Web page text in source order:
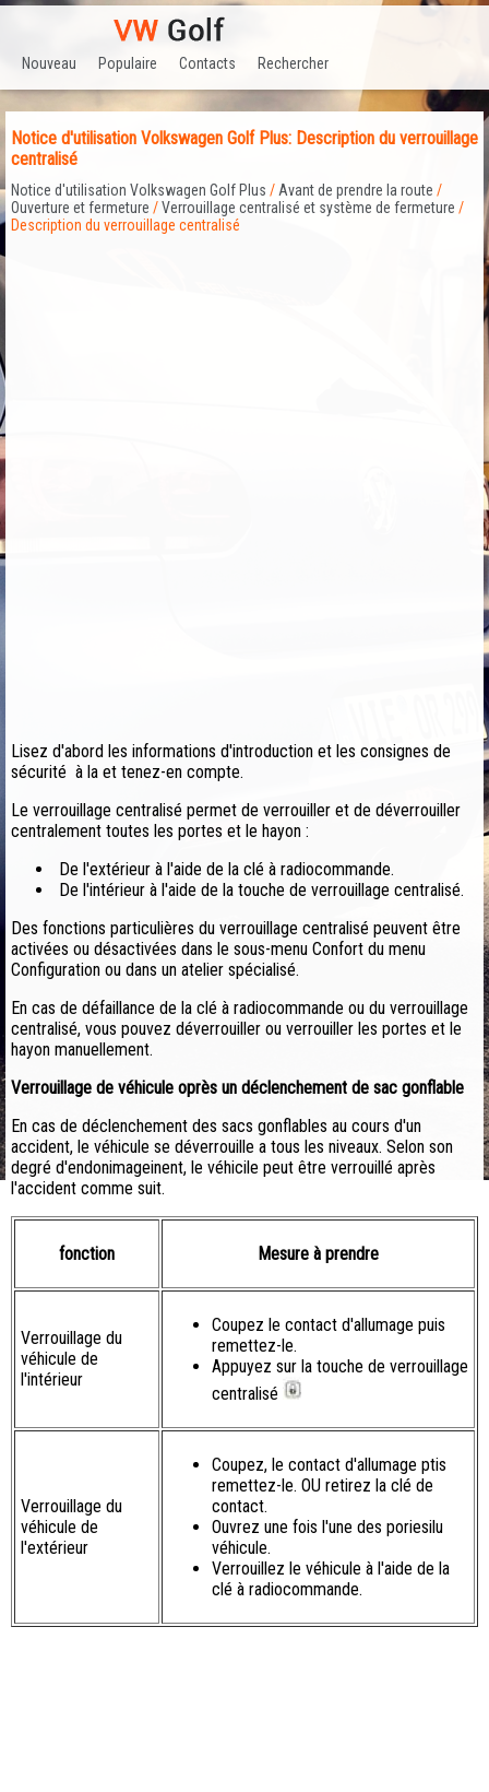
Nouveau Populaire Contacts Rechercher
Notice d'utilisation Volkswagen Golf Plus: Description du verrouillage
centralisé
Notice d'utilisation Volkswagen Golf Plus /Avant de prendre la route /
Ouverture et fermeture /Verrouillage centralisé et système de fermeture /
Description du verrouillage centralisé
Lisez d'abord les informations d'introduction et les consignes de
sécurité à la et tenez-en compte.
Le verrouillage centralisé permet de verrouiller et de déverrouiller
centralement toutes les portes et le hayon :
De l'extérieur à l'aide de la clé à radiocommande.
De l'intérieur à l'aide de la touche de verrouillage centralisé.
Des fonctions particulières du verrouillage centralisé peuvent être
activées ou désactivées dans le sous-menu Confort du menu
Configuration ou dans un atelier spécialisé.
En cas de défaillance de la clé à radiocommande ou du verrouillage
centralisé, vous pouvez déverrouiller ou verrouiller les portes et le
hayon manuellement.
Verrouillage de véhicule oprès un déclenchement de sac gonflable
En cas de déclenchement des sacs gonflables au cours d'un
accident, le véhicule se déverrouille a tous les niveaux. Selon son
degré d'endonimageinent, le véhicile peut être verrouillé après
l'accident comme suit.
fonction Mesure à prendre
Verrouillage du
véhicule de
l'intérieur
Coupez le contact d'allumage puis
remettez-le.
Appuyez sur la touche de verrouillage
centralisé
Verrouillage du
véhicule de
l'extérieur
Coupez, le contact d'allumage ptis
remettez-le. OU retirez la clé de
contact.
Ouvrez une fois l'une des poriesilu
véhicule.
Verrouillez le véhicule à l'aide de la
clé à radiocommande.